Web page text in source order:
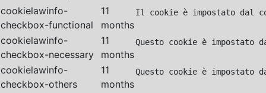
cookielawinfo-
checkbox-functional
11
months
Il cookie è impostato dal
cookielawinfo-
checkbox-necessary
11
months
Questo cookie è impostato
cookielawinfo-
checkbox-others
11
months
Questo cookie è